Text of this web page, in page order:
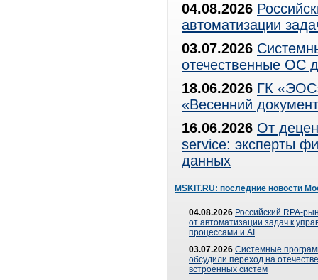
04.08.2026
автоматизации
03.07.2026
отечественные ОС
18.06.2026 ГК
«Весенний
16.06.2026 От
service: эксперты
данных
MSKIT.RU: последние новости
04.08.2026 Российский RPA-
от автоматизации задач к
процессами и AI
03.07.2026 Системные
обсудили переход на
встроенных систем